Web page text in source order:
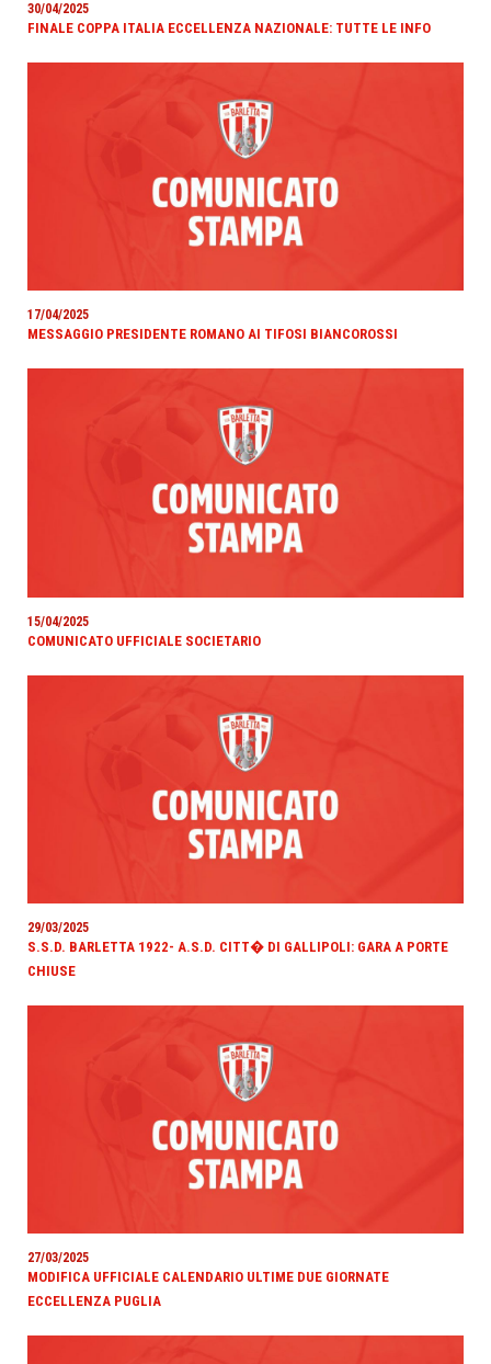
30/04/2025
FINALE COPPA ITALIA ECCELLENZA NAZIONALE: TUTTE LE INFO
17/04/2025
MESSAGGIO PRESIDENTE ROMANO AI TIFOSI BIANCOROSSI
15/04/2025
COMUNICATO UFFICIALE SOCIETARIO
29/03/2025
S.S.D. BARLETTA 1922- A.S.D. CITT� DI GALLIPOLI: GARA A PORTE
CHIUSE
27/03/2025
MODIFICA UFFICIALE CALENDARIO ULTIME DUE GIORNATE
ECCELLENZA PUGLIA